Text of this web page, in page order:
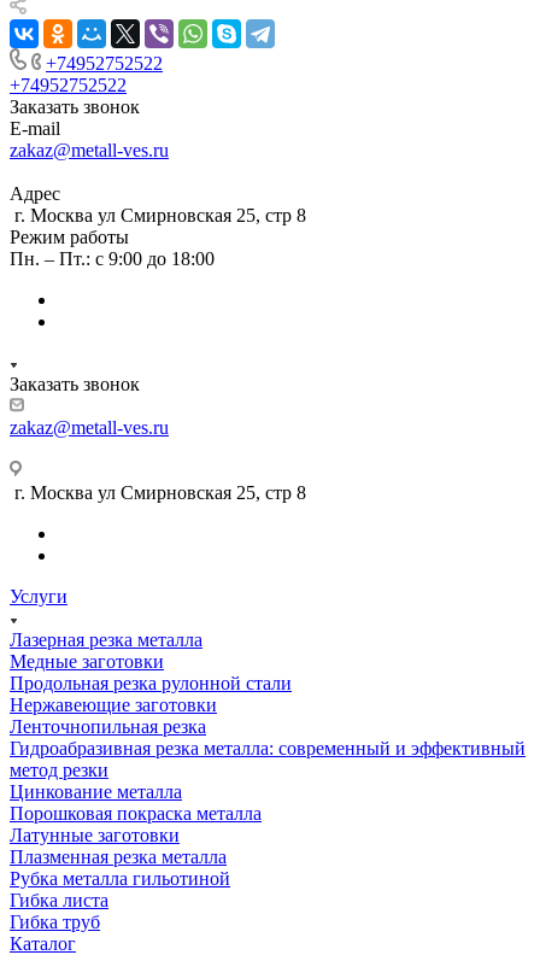
+74952752522
+74952752522
Заказать звонок
E-mail
zakaz@metall-ves.ru
Адрес
г. Москва ул Смирновская 25, стр 8
Режим работы
Пн. – Пт.: с 9:00 до 18:00
Заказать звонок
zakaz@metall-ves.ru
г. Москва ул Смирновская 25, стр 8
Услуги
Лазерная резка металла
Медные заготовки
Продольная резка рулонной стали
Нержавеющие заготовки
Ленточнопильная резка
Гидроабразивная резка металла: современный и эффективный
метод резки
Цинкование металла
Порошковая покраска металла
Латунные заготовки
Плазменная резка металла
Рубка металла гильотиной
Гибка листа
Гибка труб
Каталог